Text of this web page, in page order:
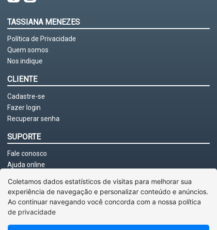
TASSIANA MENEZES
Política de Privacidade
Quem somos
Nos indique
CLIENTE
Cadastre-se
Fazer login
Recuperar senha
SUPORTE
Fale conosco
Ajuda online
Coletamos dados estatísticos de visitas para melhorar sua
experiência de navegação e personalizar conteúdo e anúncios.
Ao continuar navegando você concorda com a nossa política
de privacidade